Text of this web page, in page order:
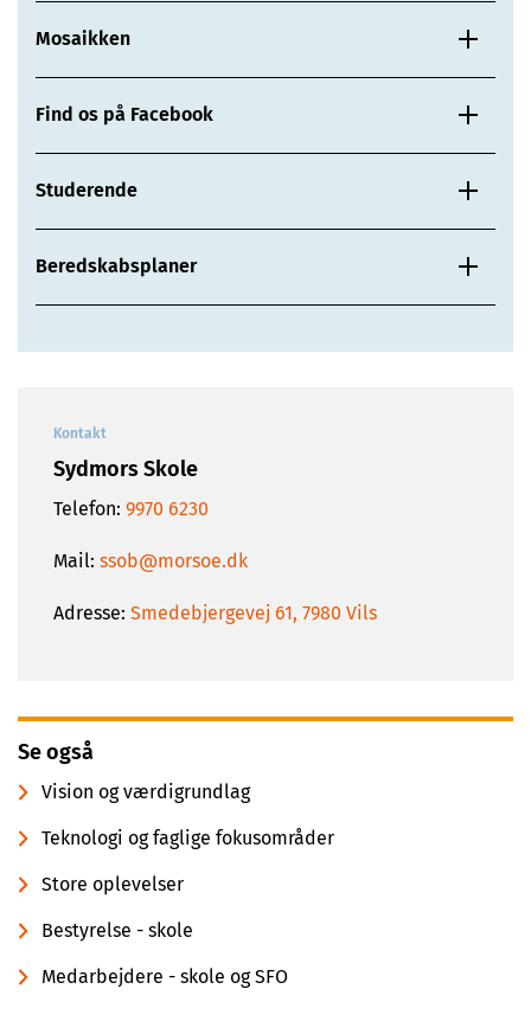
Mosaikken
Find os på Facebook
Studerende
Beredskabsplaner
Kontakt
Sydmors Skole
Telefon: 9970 6230
Mail: ssob@morsoe.dk
Adresse: Smedebjergevej 61, 7980 Vils
Se også
Vision og værdigrundlag
Teknologi og faglige fokusområder
Store oplevelser
Bestyrelse - skole
Medarbejdere - skole og SFO